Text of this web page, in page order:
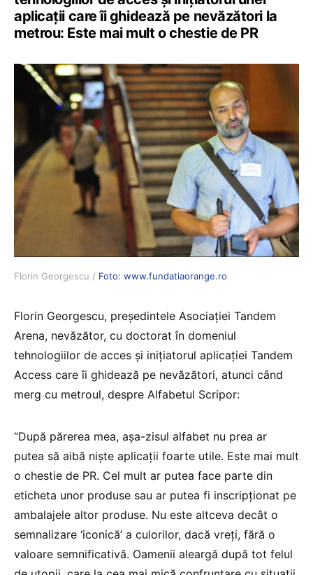
aplicații care îi ghidează pe nevăzători la
metrou: Este mai mult o chestie de PR
Florin Georgescu / Foto: www.fundatiaorange.ro
Florin Georgescu, președintele Asociației Tandem
Arena, nevăzător, cu doctorat în domeniul
tehnologiilor de acces și inițiatorul aplicației Tandem
Access care îi ghidează pe nevăzători, atunci când
merg cu metroul, despre Alfabetul Scripor:
“După părerea mea, așa-zisul alfabet nu prea ar
putea să aibă niște aplicații foarte utile. Este mai mult
o chestie de PR. Cel mult ar putea face parte din
eticheta unor produse sau ar putea fi inscripționat pe
ambalajele altor produse. Nu este altceva decât o
semnalizare ‘iconică’ a culorilor, dacă vreți, fără o
valoare semnificativă. Oamenii aleargă după tot felul